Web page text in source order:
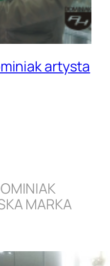
artysta
MARKA